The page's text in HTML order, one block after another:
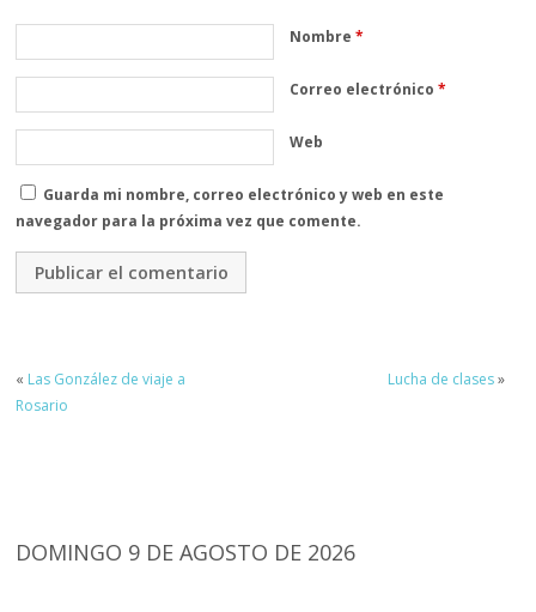
Nombre*
Correo electrónico*
Web
Guarda mi nombre, correo electrónico y web en este
navegador para la próxima vez que comente.
« Las González de viaje a
Rosario
Lucha de clases»
DOMINGO 9 DE AGOSTO DE 2026